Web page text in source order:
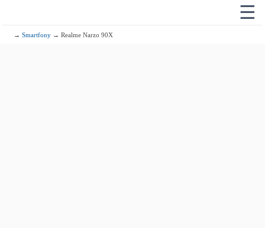
☰
→Smartfony → Realme Narzo 90X